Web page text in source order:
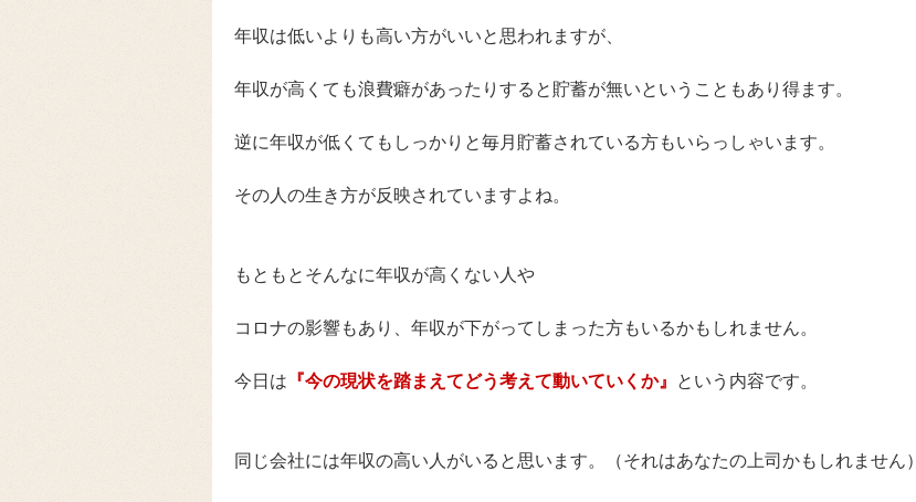
年収は低いよりも高い方がいいと思われますが、
年収が高くても浪費癖があったりすると貯蓄が無いということもあり得ます。
逆に年収が低くてもしっかりと毎月貯蓄されている方もいらっしゃいます。
その人の生き方が反映されていますよね。
もともとそんなに年収が高くない人や
コロナの影響もあり、年収が下がってしまった方もいるかもしれません。
今日は 『今の現状を踏まえてどう考えて動いていくか』 という内容です。
同じ会社には年収の高い人がいると思います。（それはあなたの上司かもしれません）